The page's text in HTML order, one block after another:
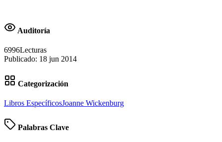
Auditoría
6996Lecturas
Publicado: 18 jun 2014
Categorización
Libros EspecíficosJoanne Wickenburg
Palabras Clave